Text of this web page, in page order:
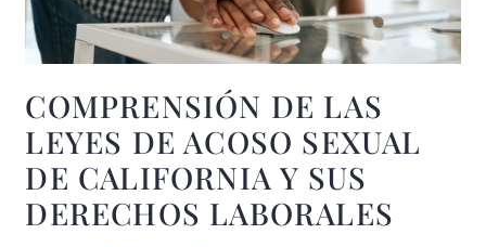
COMPRENSIÓN DE LAS
LEYES DE ACOSO SEXUAL
DE CALIFORNIA Y SUS
DERECHOS LABORALES